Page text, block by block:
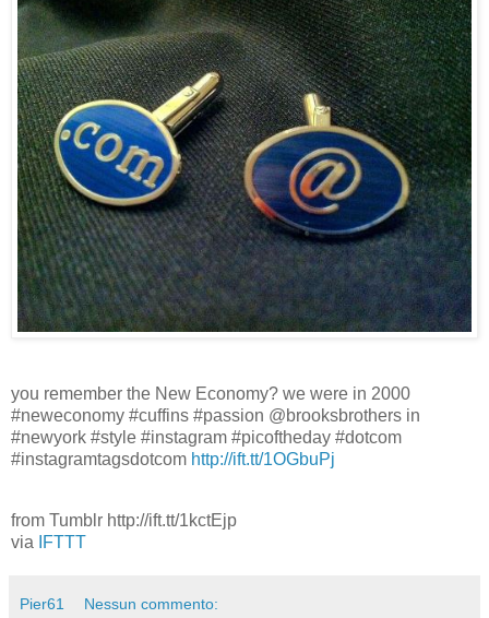
you remember the New Economy? we were in 2000
#neweconomy #cuffins #passion @brooksbrothers in
#newyork #style #instagram #picoftheday #dotcom
#instagramtagsdotcom http://ift.tt/1OGbuPj
from Tumblr http://ift.tt/1kctEjp
via
IFTTT
Pier61 Nessun commento: